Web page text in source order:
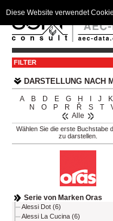
FILTER
DARSTELLUNG NACH
A B D E G H J K
N
O P R Ř S T
Alle
Wählen Sie die erste Buchstabe
zu darstellen.
Serie von Marken Oras
Alessi Dot (6)
Alessi La Cucina (6)
Diese Website verwendet